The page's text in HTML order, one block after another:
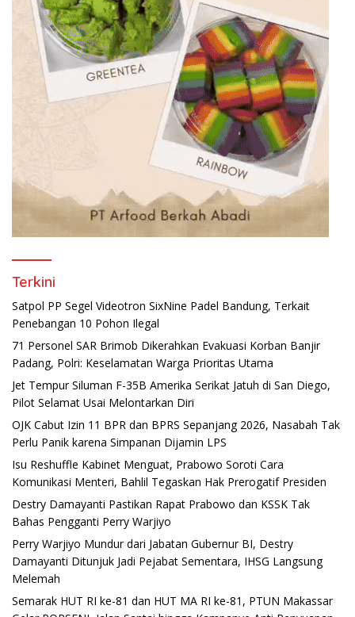
Terkini
Satpol PP Segel Videotron SixNine Padel Bandung, Terkait
Penebangan 10 Pohon Ilegal
71 Personel SAR Brimob Dikerahkan Evakuasi Korban Banjir
Padang, Polri: Keselamatan Warga Prioritas Utama
Jet Tempur Siluman F-35B Amerika Serikat Jatuh di San Diego,
Pilot Selamat Usai Melontarkan Diri
OJK Cabut Izin 11 BPR dan BPRS Sepanjang 2026, Nasabah Tak
Perlu Panik karena Simpanan Dijamin LPS
Isu Reshuffle Kabinet Menguat, Prabowo Soroti Cara
Komunikasi Menteri, Bahlil Tegaskan Hak Prerogatif Presiden
Destry Damayanti Pastikan Rapat Prabowo dan KSSK Tak
Bahas Pengganti Perry Warjiyo
Perry Warjiyo Mundur dari Jabatan Gubernur BI, Destry
Damayanti Ditunjuk Jadi Pejabat Sementara, IHSG Langsung
Melemah
Semarak HUT RI ke-81 dan HUT MA RI ke-81, PTUN Makassar